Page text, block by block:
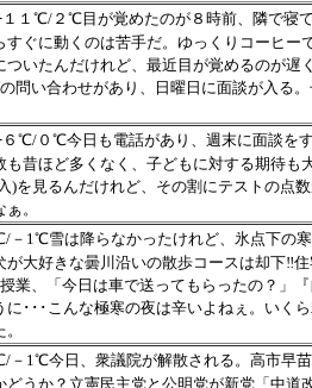
１℃/２℃目が覚めたのが８時前、隣で寝
すぐに動くのは苦手だ。ゆっくりコーヒ
ついたんだけれど、最近目が覚めるのが
問い合わせがあり、日曜日に面談が入る
℃/０℃今日も電話があり、週末に面談を
も昔ほど多くなく、子どもに対する期待
)を見るんだけれど、その割にテストの点
。
1℃雪は降らなかったけれど、氷点下の
が大好きな曇川沿いの散歩コースは却下‼
業、「今日は車で送ってもらったの？」
に･･･こんな極寒の夜は辛いよねぇ。いく
1℃今日、衆議院が解散される。高市早
どうか？立憲民主党と公明党が新党「中